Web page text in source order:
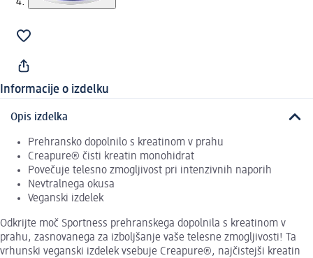
Informacije o izdelku
Opis izdelka
Prehransko dopolnilo s kreatinom v prahu
Creapure® čisti kreatin monohidrat
Povečuje telesno zmogljivost pri intenzivnih naporih
Nevtralnega okusa
Veganski izdelek
Odkrijte moč Sportness prehranskega dopolnila s kreatinom v
prahu, zasnovanega za izboljšanje vaše telesne zmogljivosti! Ta
vrhunski veganski izdelek vsebuje Creapure®, najčistejši kreatin